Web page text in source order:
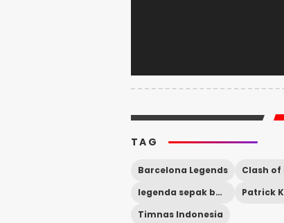
TAG
Barcelona Legends
legenda sepak bola
Patrick
Timnas Indonesia